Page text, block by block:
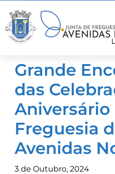
content
Freguesia
Cartão Freguês
Informações
Notícias
Grande
das
Aniversário
Freguesia
Avenidas
3 de Outubro, 2024